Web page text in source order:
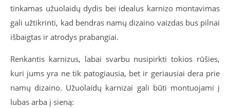
tinkamas užuolaidų dydis bei idealus karnizo montavimas
gali užtikrinti, kad bendras namų dizaino vaizdas bus pilnai
išbaigtas ir atrodys prabangiai.
Renkantis karnizus, labai svarbu nusipirkti tokios rūšies,
kuri jums yra ne tik patogiausia, bet ir geriausiai dera prie
namų dizaino. Užuolaidų karnizai gali būti montuojami į
lubas arba į sieną: